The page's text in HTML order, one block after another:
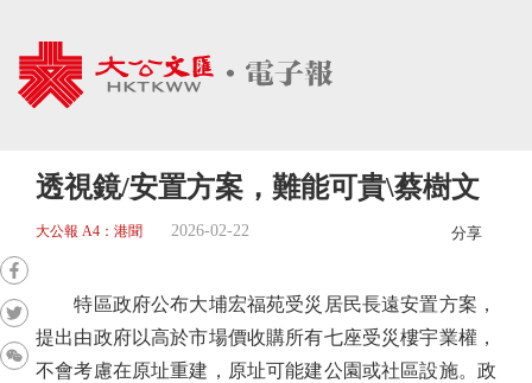
透視鏡/安置方案，難能可貴\蔡樹文
大公報 A4：港聞 2026-02-22 分享
特區政府公布大埔宏福苑受災居民長遠安置方案，
提出由政府以高於市場價收購所有七座受災樓宇業權，
不會考慮在原址重建，原址可能建公園或社區設施。政